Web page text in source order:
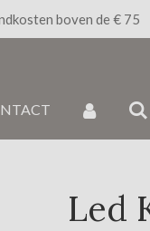
boven de € 75
Led